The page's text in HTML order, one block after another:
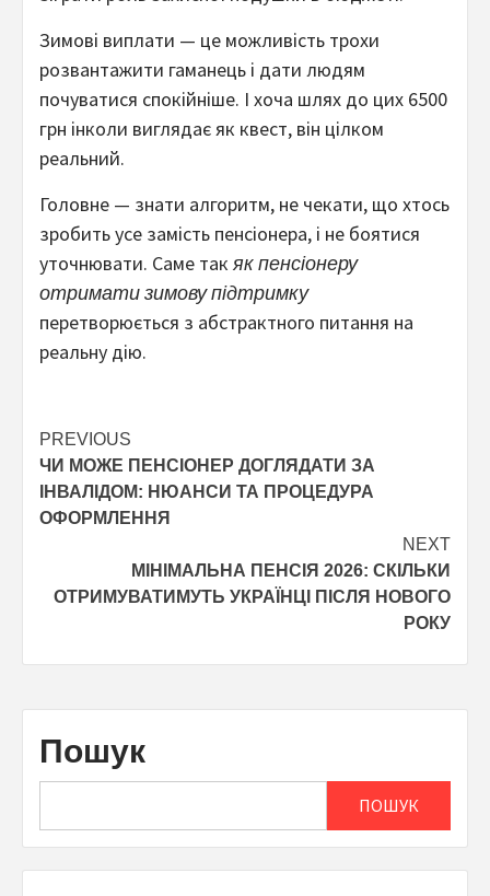
Зимові виплати — це можливість трохи
розвантажити гаманець і дати людям
почуватися спокійніше. І хоча шлях до цих 6500
грн інколи виглядає як квест, він цілком
реальний.
Головне — знати алгоритм, не чекати, що хтось
зробить усе замість пенсіонера, і не боятися
уточнювати. Саме так як пенсіонеру
отримати зимову підтримку
перетворюється з абстрактного питання на
реальну дію.
Post
navigation
PREVIOUS
ЧИ МОЖЕ ПЕНСІОНЕР ДОГЛЯДАТИ ЗА
ІНВАЛІДОМ: НЮАНСИ ТА ПРОЦЕДУРА
ОФОРМЛЕННЯ
NEXT
МІНІМАЛЬНА ПЕНСІЯ 2026: СКІЛЬКИ
ОТРИМУВАТИМУТЬ УКРАЇНЦІ ПІСЛЯ НОВОГО
РОКУ
Пошук
ПОШУК